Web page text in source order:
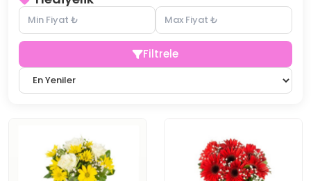
Filtrele